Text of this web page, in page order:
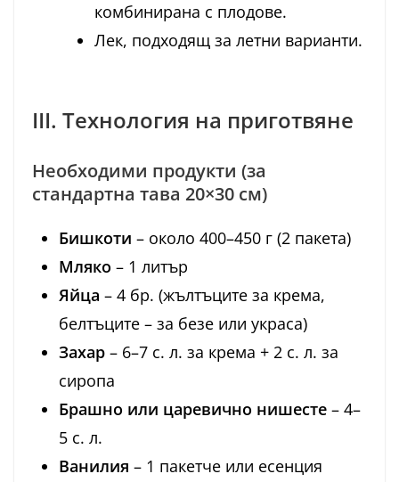
комбинирана с плодове.
Лек, подходящ за летни варианти.
III. Технология на приготвяне
Необходими продукти (за
стандартна тава 20×30 см)
Бишкоти – около 400–450 г (2 пакета)
Мляко – 1 литър
Яйца – 4 бр. (жълтъците за крема,
белтъците – за безе или украса)
Захар – 6–7 с. л. за крема + 2 с. л. за
сиропа
Брашно или царевично нишесте – 4–
5 с. л.
Ванилия – 1 пакетче или есенция